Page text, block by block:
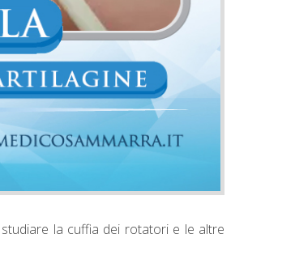
la cuffia dei rotatori e le altre